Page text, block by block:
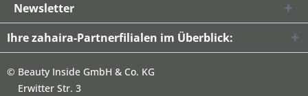
Newsletter
Ihre zahaira-Partnerfilialen im Überblick:
© Beauty Inside GmbH & Co. KG
Erwitter Str. 3